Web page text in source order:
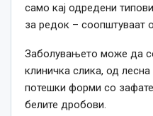
само кај одредени
за редок – соопштуваат
Заболувањето може да
клиничка слика, од
потешки форми со
белите дробови.